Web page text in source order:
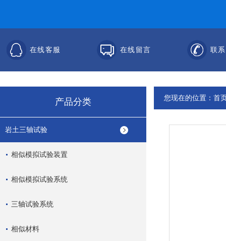
在线客服 在线留言 联
产品分类
岩土三轴试验
相似模拟试验装置
相似模拟试验系统
三轴试验系统
相似材料
您现在的位置： 首